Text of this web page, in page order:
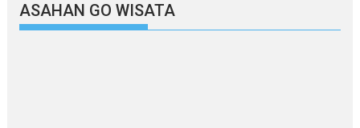
ASAHAN GO WISATA